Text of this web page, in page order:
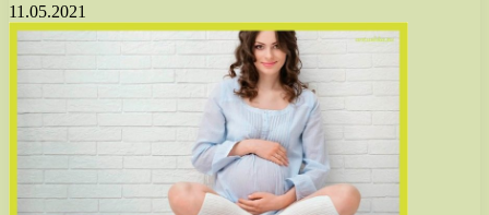
11.05.2021